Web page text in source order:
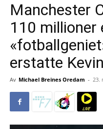
Manchester
110 millioner
erstatte
Av Michael Breines Oredam - 23.